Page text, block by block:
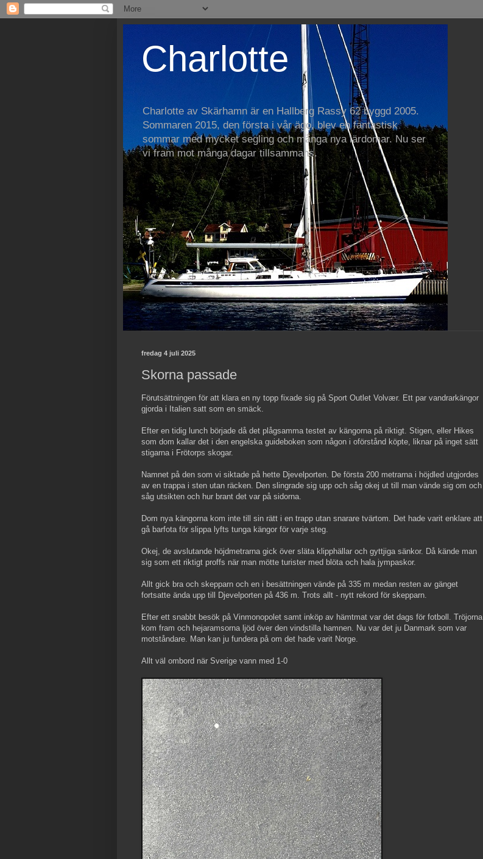
Charlotte
Charlotte av Skärhamn är en Hallberg Rassy 62 byggd 2005.
Sommaren 2015, den första i vår ägo, blev en fantastisk
sommar med mycket segling och många nya lärdomar. Nu ser
vi fram mot många dagar tillsammans.
fredag 4 juli 2025
Skorna passade
Förutsättningen för att klara en ny topp fixade sig på Sport Outlet Volvær. Ett par vandrarkängor
gjorda i Italien satt som en smäck.
Efter en tidig lunch började då det plågsamma testet av kängorna på riktigt. Stigen, eller Hikes
som dom kallar det i den engelska guideboken som någon i oförstånd köpte, liknar på inget sätt
stigarna i Frötorps skogar.
Namnet på den som vi siktade på hette Djevelporten. De första 200 metrarna i höjdled utgjordes
av en trappa i sten utan räcken. Den slingrade sig upp och såg okej ut till man vände sig om och
såg utsikten och hur brant det var på sidorna.
Dom nya kängorna kom inte till sin rätt i en trapp utan snarare tvärtom. Det hade varit enklare att
gå barfota för slippa lyfts tunga kängor för varje steg.
Okej, de avslutande höjdmetrarna gick över släta klipphällar och gyttjiga sänkor. Då kände man
sig som ett riktigt proffs när man mötte turister med blöta och hala jympaskor.
Allt gick bra och skepparn och en i besättningen vände på 335 m medan resten av gänget
fortsatte ända upp till Djevelporten på 436 m. Trots allt - nytt rekord för skepparn.
Efter ett snabbt besök på Vinmonopolet samt inköp av hämtmat var det dags för fotboll. Tröjorna
kom fram och hejaramsorna ljöd över den vindstilla hamnen. Nu var det ju Danmark som var
motståndare. Man kan ju fundera på om det hade varit Norge.
Allt väl ombord när Sverige vann med 1-0